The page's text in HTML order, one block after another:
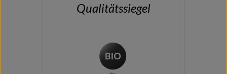
Qualitätssiegel